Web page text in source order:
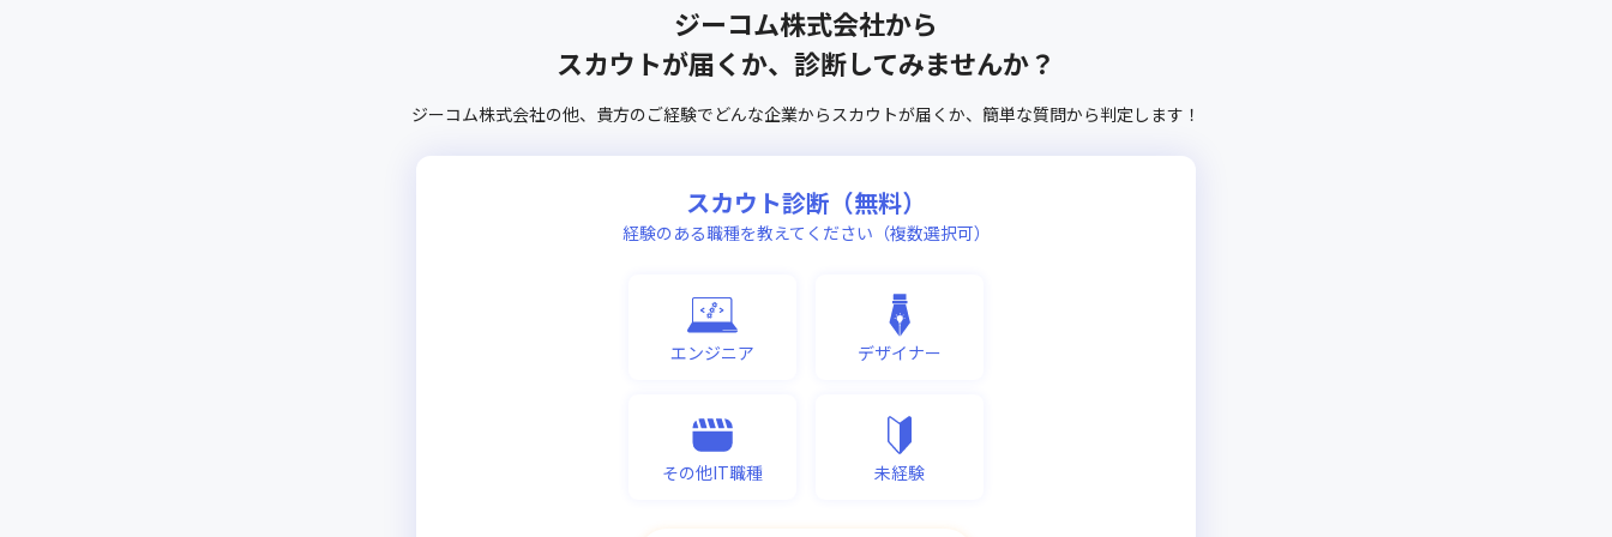
ジーコム株式会社から
スカウトが届くか、診断してみませんか？
ジーコム株式会社の他、 貴方のご経験でどんな企業からスカウトが届くか、 簡単な質問から判定します！
スカウト診断（無料）
経験のある職種を教えてください（複数選択可）
エンジニア デザイナー
その他IT職種 未経験